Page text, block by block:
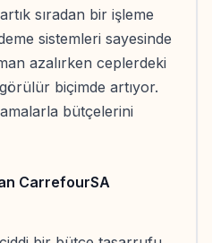
sıradan bir işleme
sistemleri sayesinde
azalırken ceplerdeki
biçimde artıyor.
bütçelerini
CarrefourSA